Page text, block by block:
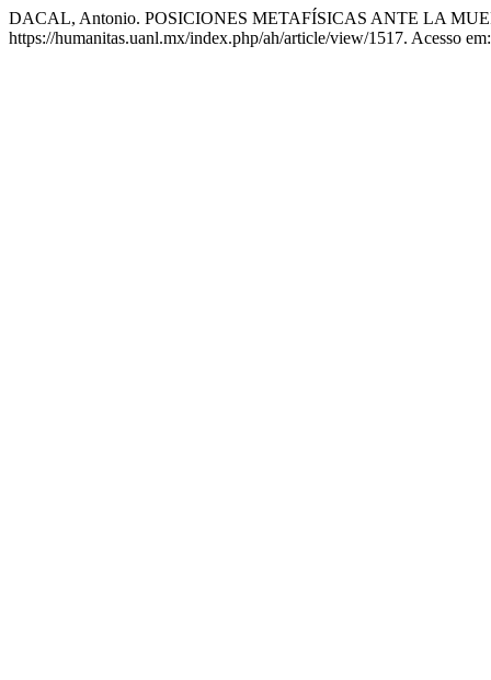
DACAL, Antonio. POSICIONES METAFÍSICAS ANTE LA
https://humanitas.uanl.mx/index.php/ah/article/view/1517. Acesso